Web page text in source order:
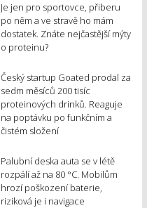
Je jen pro sportovce, přiberu
po něm a ve stravě ho mám
dostatek. Znáte nejčastější mýty
o proteinu?
Český startup Goated prodal za
sedm měsíců 200 tisíc
proteinových drinků. Reaguje
na poptávku po funkčním a
čistém složení
Palubní deska auta se v létě
rozpálí až na 80 °C. Mobilům
hrozí poškození baterie,
riziková je i navigace